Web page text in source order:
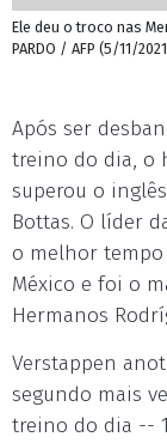
Ele deu o troco nas
PARDO / AFP (5/11/
Após ser
treino do dia, o
superou o
Bottas. O líder
o melhor tempo
México e foi o
Hermanos
Verstappen
segundo mais
treino do dia --